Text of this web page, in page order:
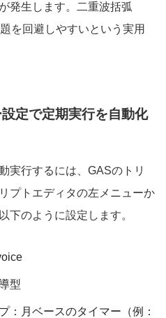
発生します。二重波括弧
を回避しやすいという実用
定で定期実行を自動化
実行するには、GASのトリ
プトエディタの左メニューか
下のように設定します。
型
：月ベースのタイマー（例：